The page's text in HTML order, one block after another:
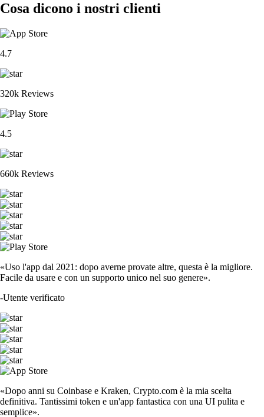
Cosa dicono i nostri clienti
4.7
320k Reviews
4.5
660k Reviews
«Uso l'app dal 2021: dopo averne provate altre, questa è la migliore.
Facile da usare e con un supporto unico nel suo genere».
-Utente verificato
«Dopo anni su Coinbase e Kraken, Crypto.com è la mia scelta
definitiva. Tantissimi token e un'app fantastica con una UI pulita e
semplice».